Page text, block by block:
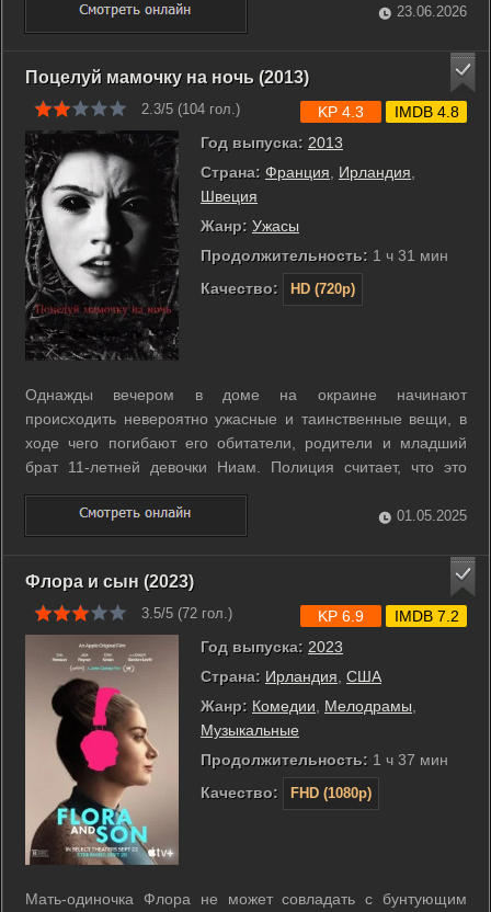
текстами и мелодиями, превращая старый набросок Рика в
потенциальный хит. Этот внезапный ...
23.06.2026
Поцелуй мамочку на ночь (2013)
2.3/5 (104 гол.)
Год выпуска: 2013
Страна: Франция, Ирландия,
Швеция
Жанр: Ужасы
Продолжительность: 1 ч 31 мин
Качество:
HD (720p)
KP 4.3 IMDB 4.8
Однажды вечером в доме на окраине начинают
происходить невероятно ужасные и таинственные вещи, в
ходе чего погибают его обитатели, родители и младший
брат 11-летней девочки Ниам. Полиция считает, что это
дело рук убийц-вандалов, и не придаёт значения словам
Ниам, когда та рассказывает о беспощадной ярости дома.
Девочку забирают к себе друзья её ...
01.05.2025
Флора и сын (2023)
3.5/5 (72 гол.)
Год выпуска: 2023
Страна: Ирландия США
Жанр: Комедии Мелодрамы
Музыкальные
Продолжительность: 1 ч 37 мин
Качество:
FHD (1080p)
KP 6.9 IMDB 7.2
Мать-одиночка Флора не может совладать с бунтующим